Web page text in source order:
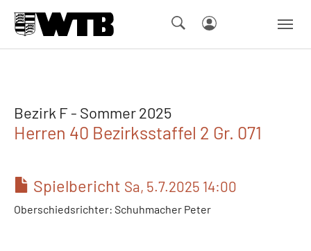
Bezirk F - Sommer 2025
Herren 40 Bezirksstaffel 2 Gr. 071
Spielbericht Sa, 5.7.2025 14:00
Oberschiedsrichter: Schuhmacher Peter